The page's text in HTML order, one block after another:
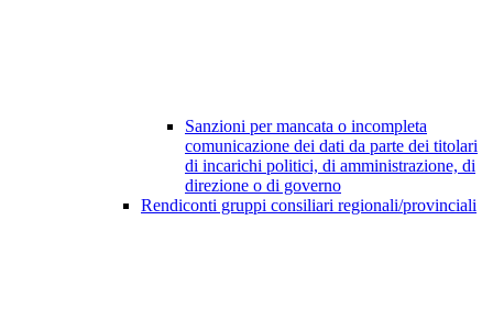
Sanzioni per mancata o incompleta
comunicazione dei dati da parte dei titolari
di incarichi politici, di amministrazione, di
direzione o di governo
Rendiconti gruppi consiliari regionali/provinciali